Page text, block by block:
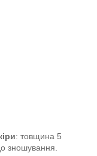
: товщина 5
зношування.